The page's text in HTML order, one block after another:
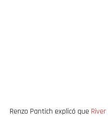
Renzo Pantich explicó que River